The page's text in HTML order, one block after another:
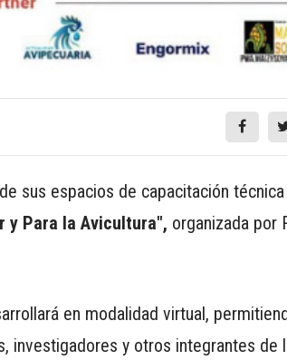
sus espacios de capacitación
y Para la Avicultura", organizada por
en modalidad virtual,
y otros integrantes de